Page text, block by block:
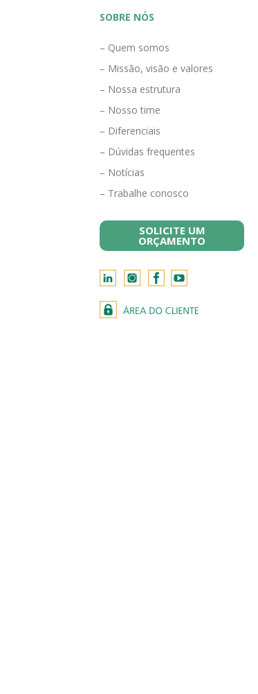
SOBRE NÓS
– Quem somos
– Missão, visão e valores
– Nossa estrutura
– Nosso time
– Diferenciais
– Dúvidas frequentes
– Notícias
– Trabalhe conosco
SOLICITE UM
ORÇAMENTO